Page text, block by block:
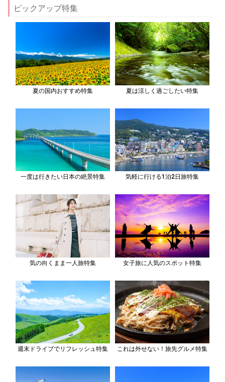
ピックアップ特集
夏の国内おすすめ特集 夏は涼しく過ごしたい特集
一度は行きたい日本の絶景特集 気軽に行ける1泊2日旅特集
気の向くまま一人旅特集 女子旅に人気のスポット特集
週末ドライブでリフレッシュ特集 これは外せない！旅先グルメ特集